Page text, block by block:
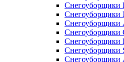
Снегоуборщики
Снегоуборщики
Снегоуборщики
Снегоуборщики
Снегоуборщики
Снегоуборщики
Снегоуборщики